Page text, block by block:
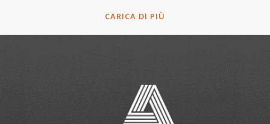
CARICA DI PIÙ